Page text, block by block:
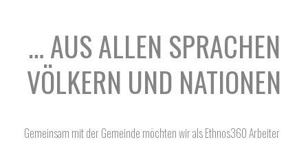
… AUS ALLEN SPRACHEN
VÖLKERN UND NATIONEN
Gemeinsam mit der Gemeinde möchten wir als Ethnos360 Arbeiter